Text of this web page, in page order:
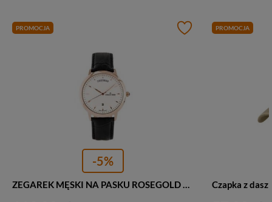
PROMOCJA
-5%
ZEGAREK MĘSKI NA PASKU ROSEGOLD JORDAN KERR - 3978G (zj094c)
PROMOCJA